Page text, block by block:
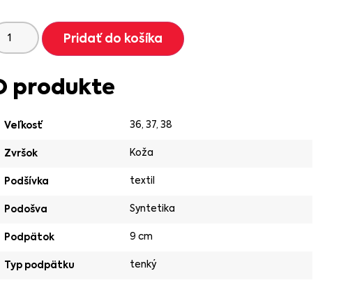
Pridať do košíka
produkte
Veľkosť 36,37,38
Zvršok Koža
Podšívka textil
Podošva Syntetika
Podpätok 9 cm
Typ podpätku tenký